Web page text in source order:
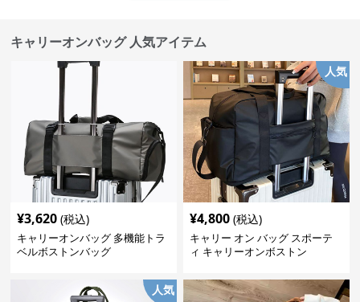
キャリーオンバッグ 人気アイテム
¥3,620 (税込)
キャリーオンバッグ 多機能トラ
ベルボストンバッグ
人気
¥4,800 (税込)
キャリー オン バッグ スポーテ
ィ キャリーオンボストン
人気